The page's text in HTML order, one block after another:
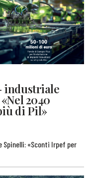
industriale
2040
di Pil»
«Sconti Irpef per